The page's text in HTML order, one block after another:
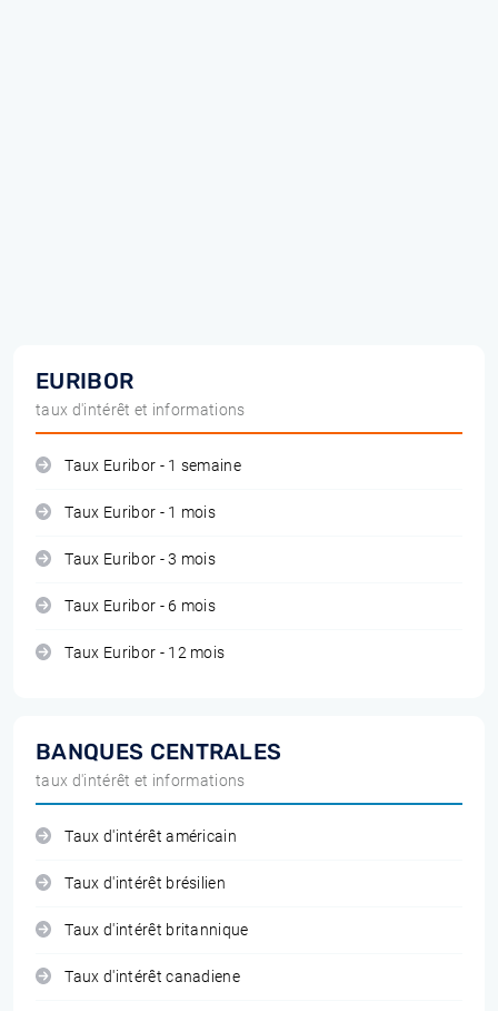
EURIBOR
taux d'intérêt et informations
Taux Euribor - 1 semaine
Taux Euribor - 1 mois
Taux Euribor - 3 mois
Taux Euribor - 6 mois
Taux Euribor - 12 mois
BANQUES CENTRALES
taux d'intérêt et informations
Taux d'intérêt américain
Taux d'intérêt brésilien
Taux d'intérêt britannique
Taux d'intérêt canadiene